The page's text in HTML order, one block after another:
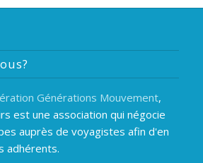
Générations Mouvement,
est une association qui négocie
auprès de voyagistes afin d'en
adhérents.